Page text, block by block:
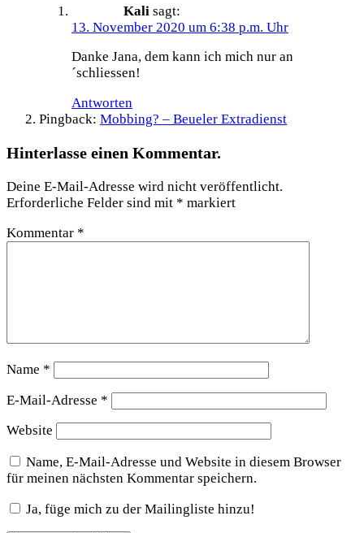
Kali sagt:
13. November 2020 um 6:38 p.m. Uhr
Danke Jana, dem kann ich mich nur an
´schliessen!
Antworten
Pingback: Mobbing? – Beueler Extradienst
Hinterlasse einen Kommentar.
Deine E-Mail-Adresse wird nicht veröffentlicht.
Erforderliche Felder sind mit * markiert
Kommentar *
Name *
E-Mail-Adresse *
Website
Name, E-Mail-Adresse und Website in diesem Browser
für meinen nächsten Kommentar speichern.
Ja, füge mich zu der Mailingliste hinzu!